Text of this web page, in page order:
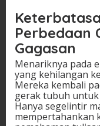
Perbedaan
Gagasan
Menariknya pada
yang kehilangan
Mereka kembali
gerak tubuh untuk
Hanya segelintir
mempertahankan